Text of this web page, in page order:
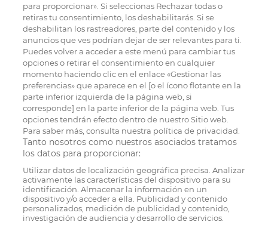
para proporcionar». Si seleccionas Rechazar todas o
retiras tu consentimiento, los deshabilitarás. Si se
deshabilitan los rastreadores, parte del contenido y los
anuncios que ves podrían dejar de ser relevantes para ti.
Puedes volver a acceder a este menú para cambiar tus
opciones o retirar el consentimiento en cualquier
momento haciendo clic en el enlace «Gestionar las
preferencias» que aparece en el [o el ícono flotante en la
parte inferior izquierda de la página web, si
corresponde] en la parte inferior de la página web. Tus
opciones tendrán efecto dentro de nuestro Sitio web.
Para saber más, consulta nuestra política de privacidad.
Tanto nosotros como nuestros asociados tratamos
los datos para proporcionar:
Utilizar datos de localización geográfica precisa. Analizar
activamente las características del dispositivo para su
identificación. Almacenar la información en un
dispositivo y/o acceder a ella. Publicidad y contenido
personalizados, medición de publicidad y contenido,
investigación de audiencia y desarrollo de servicios.